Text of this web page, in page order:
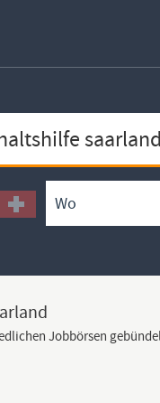
Jobbörsen